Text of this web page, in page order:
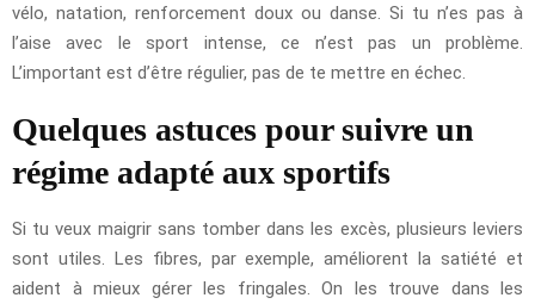
vélo, natation, renforcement doux ou danse. Si tu n’es pas à
l’aise avec le sport intense, ce n’est pas un problème.
L’important est d’être régulier, pas de te mettre en échec.
Quelques astuces pour suivre un
régime adapté aux sportifs
Si tu veux maigrir sans tomber dans les excès, plusieurs leviers
sont utiles. Les fibres, par exemple, améliorent la satiété et
aident à mieux gérer les fringales. On les trouve dans les